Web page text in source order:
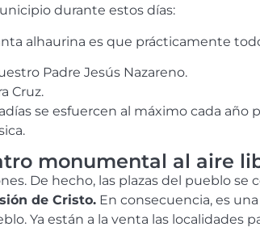
durante estos días:
alhaurina es que prácticamente
Padre Jesús Nazareno.
Cruz.
se esfuercen al máximo cada año
monumental al aire
De hecho, las plazas del pueblo
de Cristo. En consecuencia, es
Ya están a la venta las localidades